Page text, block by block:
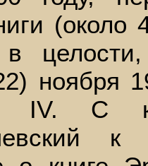
в
ноября
IV. С
к